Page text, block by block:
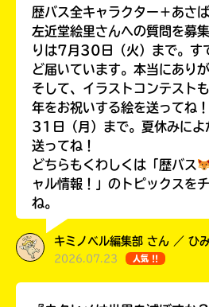
歴バス全キャラクター＋あさ
左近堂絵里さんへの質問を募
りは7月30日（火）まで。
ど届いています。本当にありが
そして、イラストコンテスト
年をお祝いする絵を送ってね
31日（月）まで。夏休みによ
送ってね！
どちらもくわしくは「歴バス
ャル情報！」のトピックスを
ね。
キミノベル編集部 さん ／ ひ
2026.07.23 人気 !!